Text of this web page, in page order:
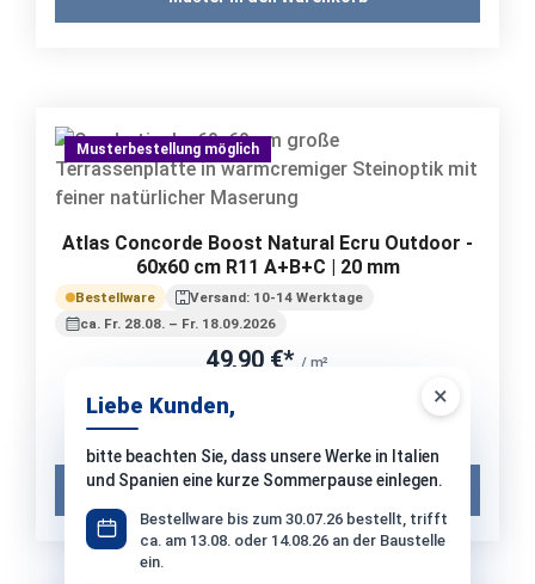
×
Liebe Kunden,
bitte beachten Sie, dass unsere Werke in Italien
und Spanien eine kurze Sommerpause einlegen.
Bestellware bis zum 30.07.26 bestellt, trifft
ca. am 13.08. oder 14.08.26 an der Baustelle
ein.
Musterbestellung möglich
Atlas Concorde Boost Natural Ecru Outdoor -
60x60 cm R11 A+B+C | 20 mm
Bestellware
Versand: 10-14 Werktage
ca. Fr. 28.08. – Fr. 18.09.2026
49,90 €* / m²
1 Paket (0,72 m²) = 35,93 €*
Muster in den Warenkorb